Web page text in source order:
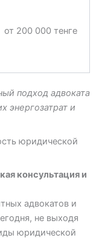
от 200 000 тенге
подход адвоката
энергозатрат и
юридической
консультация и
адвокатов и
не выходя
юридической